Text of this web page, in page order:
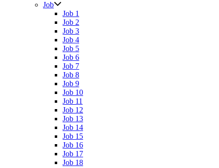
Job
Job 1
Job 2
Job 3
Job 4
Job 5
Job 6
Job 7
Job 8
Job 9
Job 10
Job 11
Job 12
Job 13
Job 14
Job 15
Job 16
Job 17
Job 18